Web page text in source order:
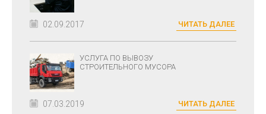
02.09.2017 ЧИТАТЬ ДАЛЕЕ
УСЛУГА ПО ВЫВОЗУ
СТРОИТЕЛЬНОГО МУСОРА
07.03.2019 ЧИТАТЬ ДАЛЕЕ